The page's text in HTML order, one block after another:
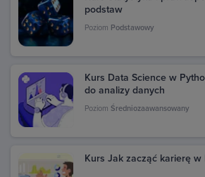
podstaw
Poziom Podstawowy
Kurs Data Science w
do analizy danych
Poziom Średniozaawansowany
Kurs Jak zacząć karierę w